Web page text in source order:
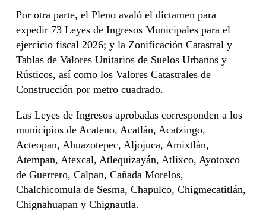
Por otra parte, el Pleno avaló el dictamen para
expedir 73 Leyes de Ingresos Municipales para el
ejercicio fiscal 2026; y la Zonificación Catastral y
Tablas de Valores Unitarios de Suelos Urbanos y
Rústicos, así como los Valores Catastrales de
Construcción por metro cuadrado.
Las Leyes de Ingresos aprobadas corresponden a los
municipios de Acateno, Acatlán, Acatzingo,
Acteopan, Ahuazotepec, Aljojuca, Amixtlán,
Atempan, Atexcal, Atlequizayán, Atlixco, Ayotoxco
de Guerrero, Calpan, Cañada Morelos,
Chalchicomula de Sesma, Chapulco, Chigmecatitlán,
Chignahuapan y Chignautla.